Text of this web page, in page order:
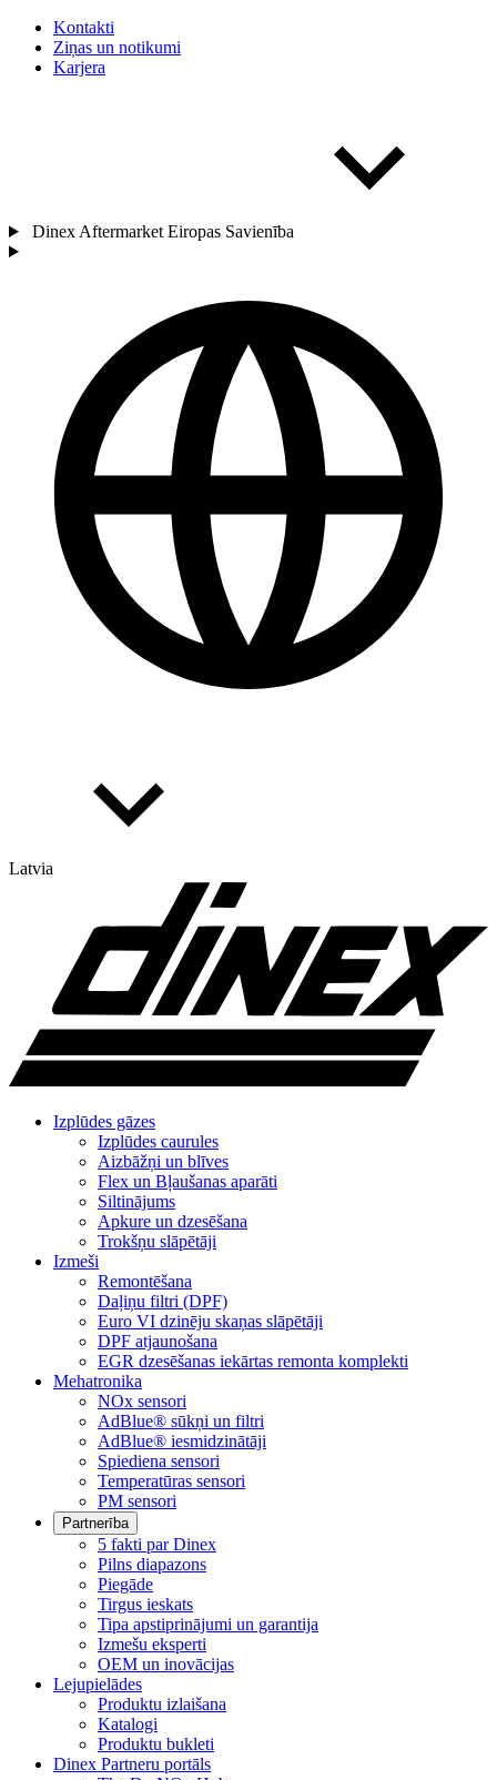
Kontakti
Ziņas un notikumi
Karjera
Dinex Aftermarket Eiropas Savienība
Latvia
Izplūdes gāzes
Izplūdes caurules
Aizbāžņi un blīves
Flex un Bļaušanas aparāti
Siltinājums
Apkure un dzesēšana
Trokšņu slāpētāji
Izmeši
Remontēšana
Daļiņu filtri (DPF)
Euro VI dzinēju skaņas slāpētāji
DPF atjaunošana
EGR dzesēšanas iekārtas remonta komplekti
Mehatronika
NOx sensori
AdBlue® sūkņi un filtri
AdBlue® iesmidzinātāji
Spiediena sensori
Temperatūras sensori
PM sensori
Partnerība
5 fakti par Dinex
Pilns diapazons
Piegāde
Tirgus ieskats
Tipa apstiprinājumi un garantija
Izmešu eksperti
OEM un inovācijas
Lejupielādes
Produktu izlaišana
Katalogi
Produktu bukleti
Dinex Partneru portāls